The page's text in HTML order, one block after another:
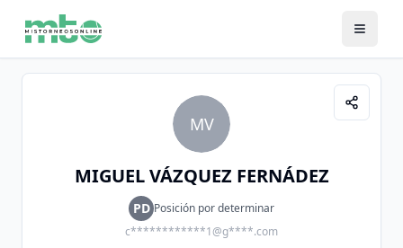
MV
MIGUEL VÁZQUEZ FERNÁDEZ
PD Posición por determinar
c************1@g****.com